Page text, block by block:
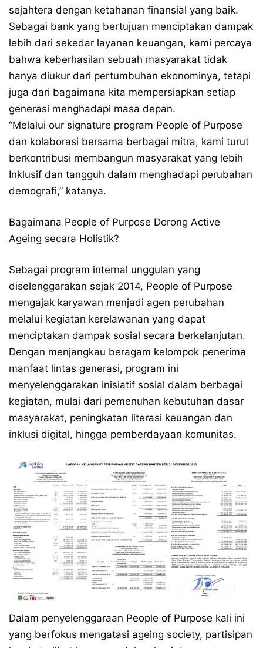
sejahtera dengan ketahanan finansial yang baik.
Sebagai bank yang bertujuan menciptakan dampak
lebih dari sekedar layanan keuangan, kami percaya
bahwa keberhasilan sebuah masyarakat tidak
hanya diukur dari pertumbuhan ekonominya, tetapi
juga dari bagaimana kita mempersiapkan setiap
generasi menghadapi masa depan.
“Melalui our signature program People of Purpose
dan kolaborasi bersama berbagai mitra, kami turut
berkontribusi membangun masyarakat yang lebih
Inklusif dan tangguh dalam menghadapi perubahan
demografi,” katanya.
Bagaimana People of Purpose Dorong Active
Ageing secara Holistik?
Sebagai program internal unggulan yang
diselenggarakan sejak 2014, People of Purpose
mengajak karyawan menjadi agen perubahan
melalui kegiatan kerelawanan yang dapat
menciptakan dampak sosial secara berkelanjutan.
Dengan menjangkau beragam kelompok penerima
manfaat lintas generasi, program ini
menyelenggarakan inisiatif sosial dalam berbagai
kegiatan, mulai dari pemenuhan kebutuhan dasar
masyarakat, peningkatan literasi keuangan dan
inklusi digital, hingga pemberdayaan komunitas.
Dalam penyelenggaraan People of Purpose kali ini
yang berfokus mengatasi ageing society, partisipan